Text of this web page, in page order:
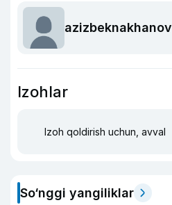
azizbeknakhanov
Izohlar
Izoh qoldirish uchun, avval
So‘nggi yangiliklar